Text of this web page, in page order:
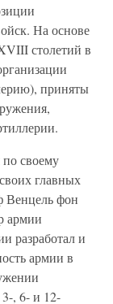
На основе
столетий в
приняты
своему
главных
Венцель фон
армии
разработал и
армии в
3-, 6- и 12-